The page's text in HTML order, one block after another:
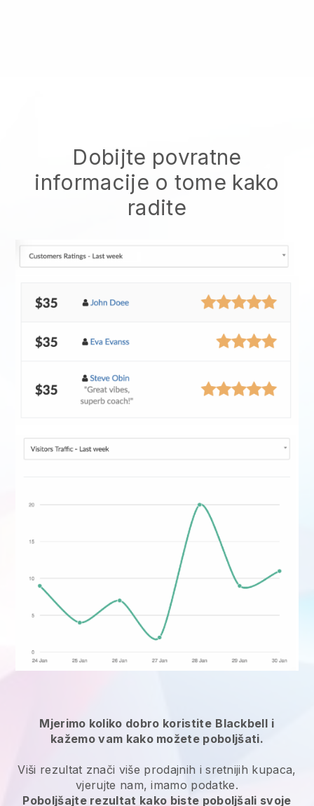
Dobijte povratne
informacije o tome kako
radite
Mjerimo koliko dobro koristite Blackbell i
kažemo vam kako možete poboljšati.
Viši rezultat znači više prodajnih i sretnijih kupaca,
vjerujte nam, imamo podatke.
Poboljšajte rezultat kako biste poboljšali svoje